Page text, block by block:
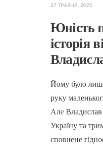
27 ТРАВНЯ, 2025
Юність
історія
Йому було
руку
Але
Україну та
сповнене